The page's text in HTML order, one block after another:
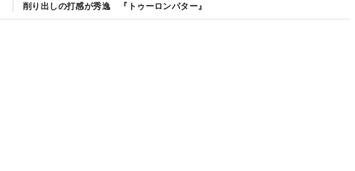
削り出しの打感が秀逸 『トゥーロンパター』